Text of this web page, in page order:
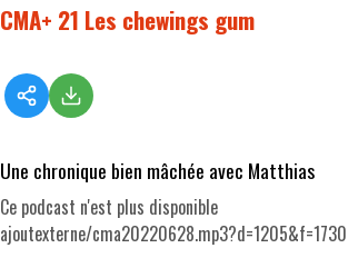
CMA+ 21 Les chewings gum
Une chronique bien mâchée avec Matthias
Ce podcast n'est plus disponible
ajoutexterne/cma20220628.mp3?d=1205&f=1730